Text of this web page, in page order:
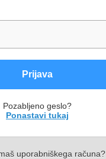
Prijava
Pozabljeno geslo?
Ponastavi tukaj
uporabniškega računa?